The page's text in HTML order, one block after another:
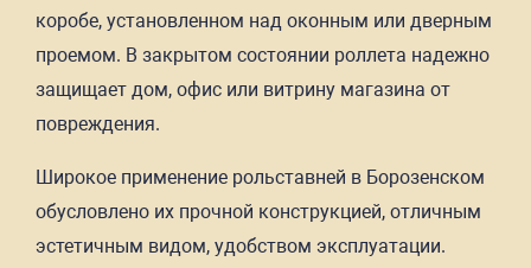
коробе, установленном над оконным или дверным
проемом. В закрытом состоянии роллета надежно
защищает дом, офис или витрину магазина от
повреждения.
Широкое применение рольставней в Борозенском
обусловлено их прочной конструкцией, отличным
эстетичным видом, удобством эксплуатации.